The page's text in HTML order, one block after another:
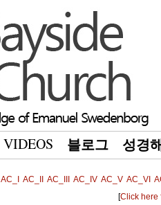
VIDEOS 블로그 성경
AC_I AC_II AC_III AC_IV AC_V AC_VI
[Click here